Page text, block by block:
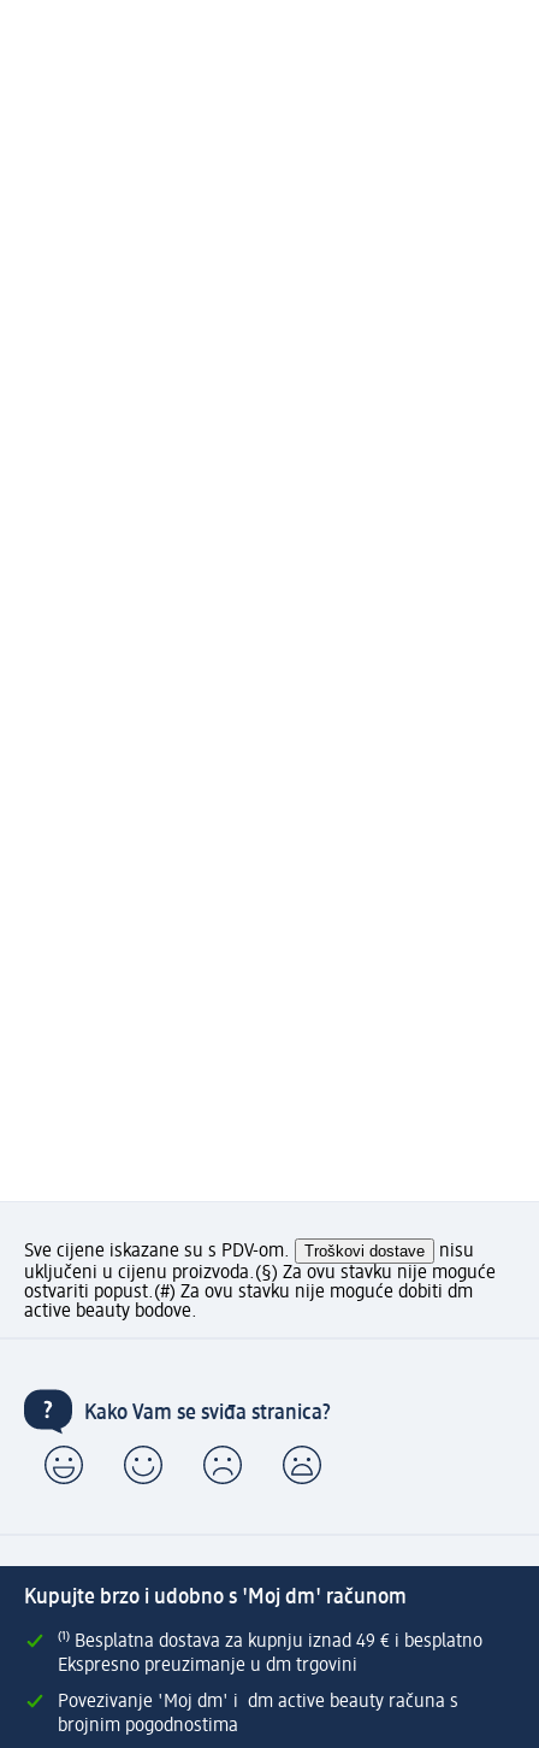
Sve cijene iskazane su s PDV-om. Troškovi dostave
nisu
uključeni u cijenu proizvoda.(§) Za ovu stavku nije moguće
ostvariti popust.(#) Za ovu stavku nije moguće dobiti dm
active beauty bodove.
Kako Vam se sviđa stranica?
Kupujte brzo i udobno s 'Moj dm' računom
⁽¹⁾ Besplatna dostava za kupnju iznad 49 € i besplatno
Ekspresno preuzimanje u dm trgovini
Povezivanje 'Moj dm' i dm active beauty računa s
brojnim pogodnostima